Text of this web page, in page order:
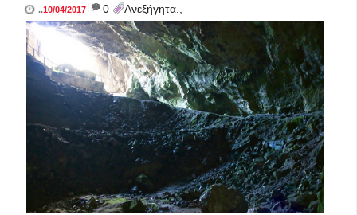
..10/04/2017 _ 0 Ανεξήγητα.,